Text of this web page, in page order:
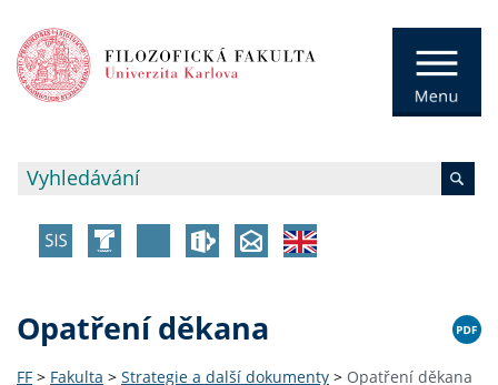
Opatření děkana
FF > Fakulta > Strategie a další dokumenty > Opatření děkana